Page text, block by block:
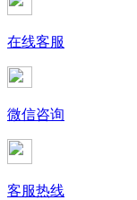
在线客服
微信咨询
客服热线